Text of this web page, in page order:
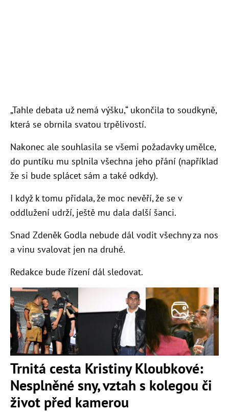
„Tahle debata už nemá výšku,“ ukončila to soudkyně,
která se obrnila svatou trpělivostí.
Nakonec ale souhlasila se všemi požadavky umělce,
do puntíku mu splnila všechna jeho přání (například
že si bude splácet sám a také odkdy).
I když k tomu přidala, že moc nevěří, že se v
oddlužení udrží, ještě mu dala další šanci.
Snad Zdeněk Godla nebude dál vodit všechny za nos
a vinu svalovat jen na druhé.
Redakce bude řízení dál sledovat.
Trnitá cesta Kristiny Kloubkové:
Nesplněné sny, vztah s kolegou či
život před kamerou